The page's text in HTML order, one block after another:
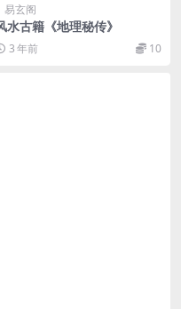
易玄阁
水古籍《地理秘传》
3 年前 10